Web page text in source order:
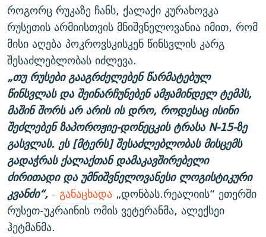
როგორც რუკაზე ჩანს, ქალაქი კურახოვკა
რუსეთის არმიისთვის მნიშვნელოვანია იმით, რომ
მისი აღება პოკროვსკისკენ წინსვლის კარგ
შესაძლებლობას იძლევა.
„თუ რუსები გააგრძელებენ წარმატებულ
წინსვლას და შეინარჩუნებენ ამჟამინდელ ტემპს,
მაშინ შორს არ არის ის დრო, როდესაც ისინი
შეძლებენ ზაპოროჟიე-დონეცკის ტრასა N-15-ზე
გასვლას. ეს [მტერს] შესაძლებლობას მისცემს
გადაჭრას ქალაქთან დამაკავშირებელი
ძირითადი და უმნიშვნელოვანესი ლოგისტიკური
კვანძი“,- განაცხადა „დონბას.რეალიის“ ეთერში
რუსეთ-უკრაინის ომის ვეტერანმა, ალექსეი
ჰეტმანმა.